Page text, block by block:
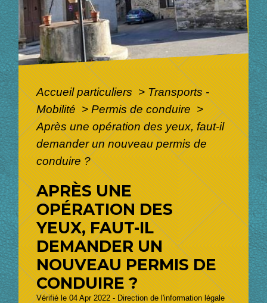
Accueil particuliers> Transports -
Mobilité> Permis de conduire>
Après une opération des yeux, faut-il
demander un nouveau permis de
conduire ?
APRÈS UNE
OPÉRATION DES
YEUX, FAUT-IL
DEMANDER UN
NOUVEAU PERMIS DE
CONDUIRE ?
Vérifié le 04 Apr 2022 - Direction de l'information légale